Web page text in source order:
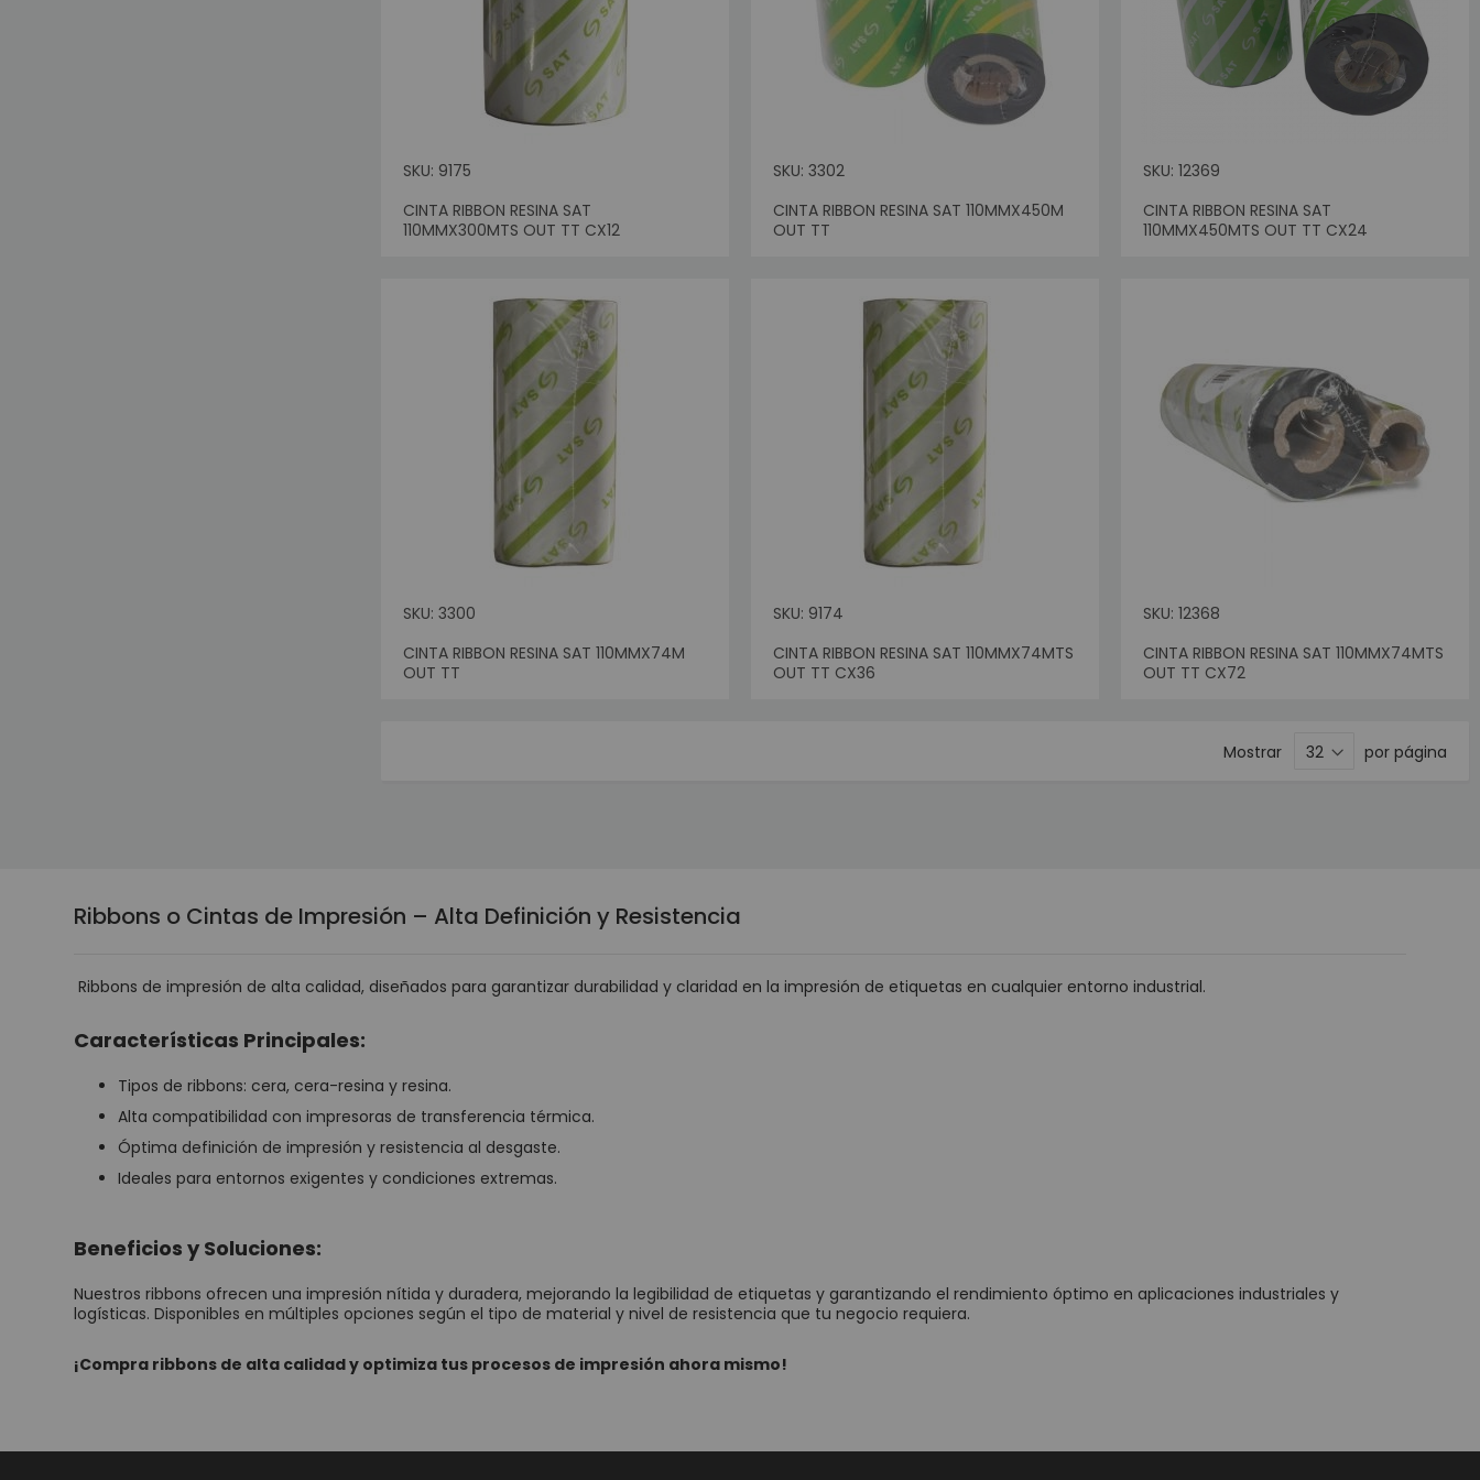
Fibra Optica
Publicidad y Autoatención Interactiva
Kioscos Digitales
Consumo
Tablets
Aros de Luz
SKU: 9175
CINTA RIBBON RESINA SAT
110MMX300MTS OUT TT CX12
SKU: 3302
CINTA RIBBON RESINA SAT 110MMX450M
OUT TTSin Stock
SKU: 12369
CINTA RIBBON RESINA SAT
110MMX450MTS OUT TT CX24
Sin Stock
SKU: 3300
CINTA RIBBON RESINA SAT 110MMX74M
OUT TTSin Stock
SKU: 9174
CINTA RIBBON RESINA SAT 110MMX74MTS
OUT TT CX36
SKU: 12368
CINTA RIBBON RESINA SAT 110MMX74MTS
OUT TT CX72
Sin Stock
Mostrar por página
Ribbons o Cintas de Impresión – Alta Definición y Resistencia
Ribbons de impresión de alta calidad, diseñados para garantizar durabilidad y claridad en la impresión de etiquetas en cualquier entorno industrial.
Características Principales:
Tipos de ribbons: cera, cera-resina y resina.
Alta compatibilidad con impresoras de transferencia térmica.
Óptima definición de impresión y resistencia al desgaste.
Ideales para entornos exigentes y condiciones extremas.
Beneficios y Soluciones:
Nuestros ribbons ofrecen una impresión nítida y duradera, mejorando la legibilidad de etiquetas y garantizando el rendimiento óptimo en aplicaciones industriales y
logísticas. Disponibles en múltiples opciones según el tipo de material y nivel de resistencia que tu negocio requiera.
¡Compra ribbons de alta calidad y optimiza tus procesos de impresión ahora mismo!